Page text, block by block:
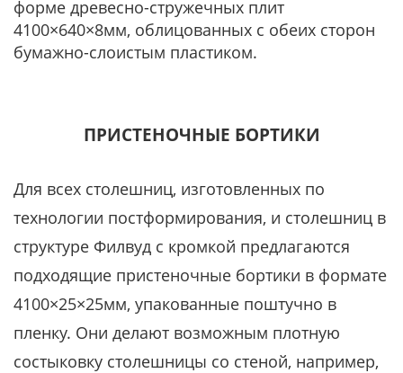
форме древесно-стружечных плит
4100×640×8мм, облицованных с обеих сторон
бумажно-слоистым пластиком.
ПРИСТЕНОЧНЫЕ БОРТИКИ
Для всех столешниц, изготовленных по
технологии постформирования, и столешниц в
структуре Филвуд с кромкой предлагаются
подходящие пристеночные бортики в формате
4100×25×25мм, упакованные поштучно в
пленку. Они делают возможным плотную
состыковку столешницы со стеной, например,